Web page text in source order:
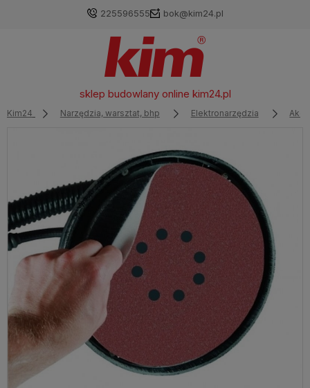
225596555 bok@kim24.pl
sklep budowlany online kim24.pl
Kim24 Narzędzia, warsztat, bhp Elektronarzędzia